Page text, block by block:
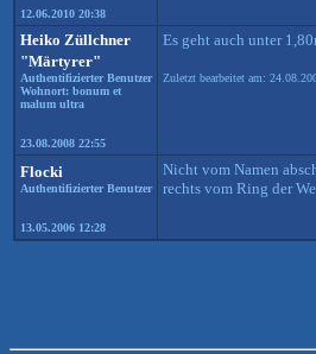
12.06.2010 20:38
Heiko Züllchner
"Märtyrer"
Authentifizierter Benutzer
Wohnort: bonum et
malum ultra
23.08.2008 22:55
Es geht auch unter
Zuletzt bearbeitet am:
Flocki
Authentifizierter Benutzer
13.05.2006 12:28
Nicht vom Namen
rechts vom Ring der